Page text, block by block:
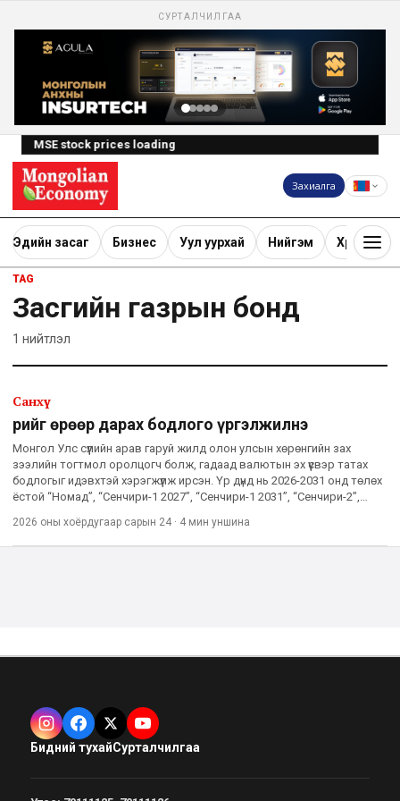
СУРТАЛЧИЛГАА
MSE stock prices loading
Захиалга
Эдийн засаг Бизнес Уул уурхай Нийгэм Хөрөнгө
TAG
Засгийн газрын бонд
1 нийтлэл
Санхүү
Өрийг өрөөр дарах бодлого үргэлжилнэ
Монгол Улс сүүлийн арав гаруй жилд олон улсын хөрөнгийн зах
зээлийн тогтмол оролцогч болж, гадаад валютын эх үүсвэр татах
бодлогыг идэвхтэй хэрэгжүүлж ирсэн. Үр дүнд нь 2026-2031 онд төлөх
ёстой “Номад”, “Сенчири-1 2027”, “Сенчири-1 2031”, “Сенчири-2”,
2026 оны хоёрдугаар сарын 24 · 4 мин уншина
Бидний тухайСурталчилгаа